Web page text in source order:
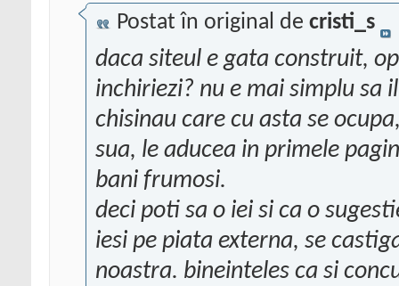
Postat în original de cristi_s
daca siteul e gata construit,
inchiriezi? nu e mai simplu sa
chisinau care cu asta se
sua, le aducea in primele
bani frumosi.
deci poti sa o iei si ca o
iesi pe piata externa, se
noastra. bineinteles ca si